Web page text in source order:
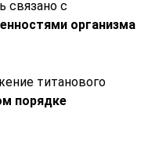
связано с
организма
титанового
порядке